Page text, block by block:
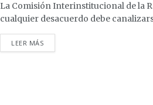
La Comisión Interinstitucional de la
cualquier desacuerdo debe
LEER MÁS